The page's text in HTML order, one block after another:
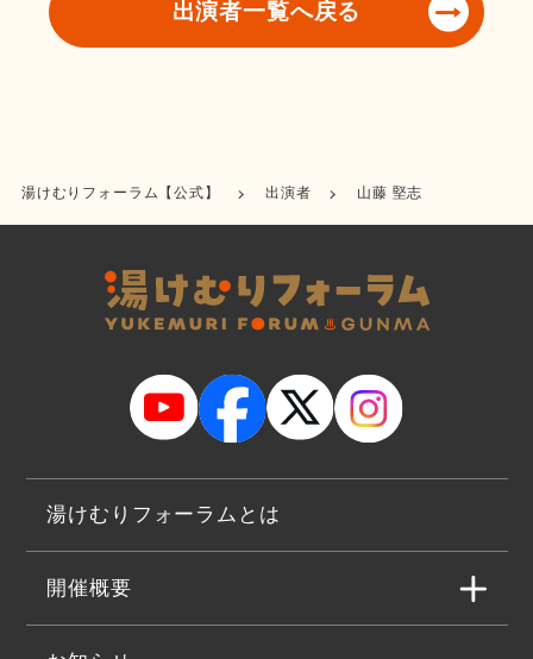
出演者一覧へ戻る
湯けむりフォーラム【公式】 出演者 山藤 堅志
湯けむりフォーラムとは
開催概要